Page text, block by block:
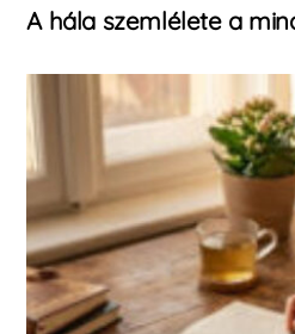
A hála szemlélete a